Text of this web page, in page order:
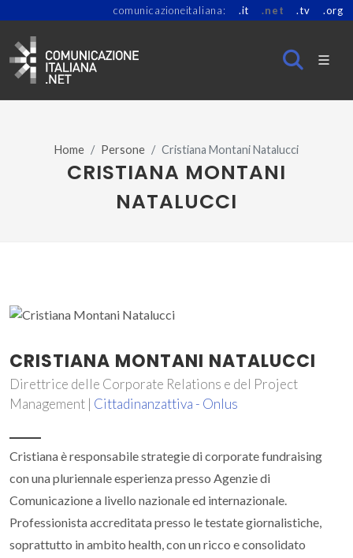
comunicazioneitaliana: .it .net .tv .org
Home Persone Cristiana Montani Natalucci
CRISTIANA MONTANI
NATALUCCI
CRISTIANA MONTANI NATALUCCI
Direttrice delle Corporate Relations e del Project
Management | Cittadinanzattiva - Onlus
Cristiana è responsabile strategie di corporate fundraising
con una pluriennale esperienza presso Agenzie di
Comunicazione a livello nazionale ed internazionale.
Professionista accreditata presso le testate giornalistiche,
soprattutto in ambito health, con un ricco e consolidato